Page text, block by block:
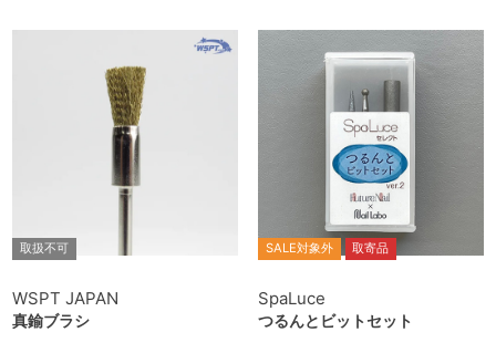
取扱不可
WSPT JAPAN
真鍮ブラシ
SALE対象外 取寄品
SpaLuce
つるんとビットセット